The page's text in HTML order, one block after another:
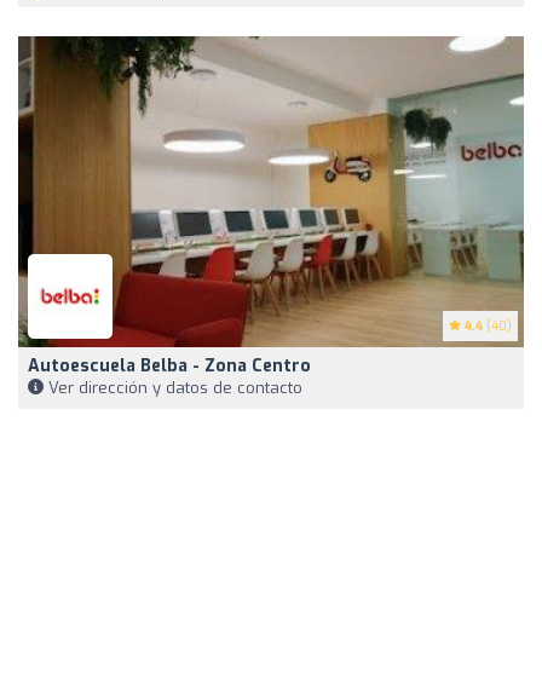
4.4 (40)
Autoescuela Belba - Zona Centro
Ver dirección y datos de contacto